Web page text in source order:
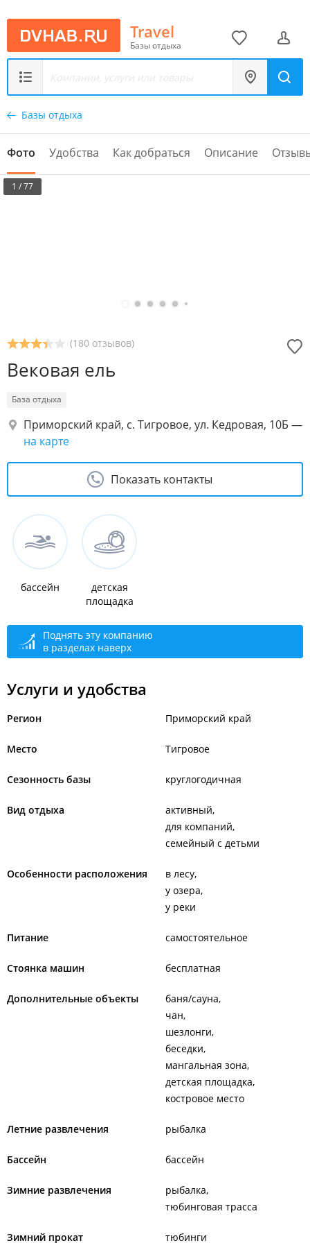
Travel
Базы отдыха
Базы отдыха
Фото Удобства Как добраться Описание
1 / 77
(180 отзывов)
Вековая ель
База отдыха
Приморский край, с. Тигровое, ул. Кедровая, 10Б —
на карте
Показать контакты
бассейн
детская
площадка
Поднять эту компанию
в разделах наверх
Услуги и удобства
Регион Приморский край
Место Тигровое
Сезонность базы круглогодичная
Вид отдыха
активный
для компаний
семейный с детьми
Особенности расположения
в лесу
у озера
у реки
Питание самостоятельное
Стоянка машин бесплатная
Дополнительные объекты
баня/сауна
чан
шезлонги
беседки
мангальная зона
детская площадка
костровое место
Летние развлечения рыбалка
Бассейн бассейн
Зимние развлечения
рыбалка
тюбинговая трасса
Зимний прокат тюбинги